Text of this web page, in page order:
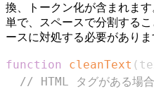
換、トークン化が含まれま
単で、スペースで分割する
ースに対処する必要がありま
function cleanText (
// HTML タグがある場